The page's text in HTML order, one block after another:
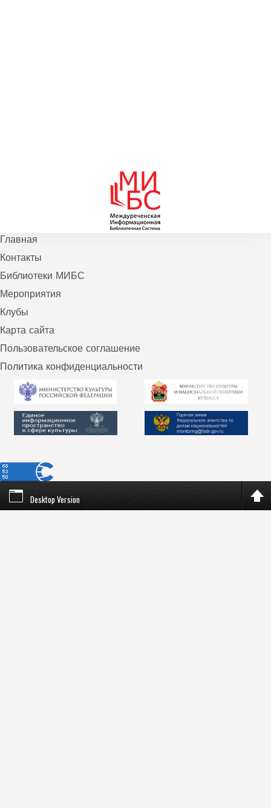
Главная
Контакты
Библиотеки МИБС
Мероприятия
Клубы
Карта сайта
Пользовательское соглашение
Политика конфиденциальности
Desktop Version